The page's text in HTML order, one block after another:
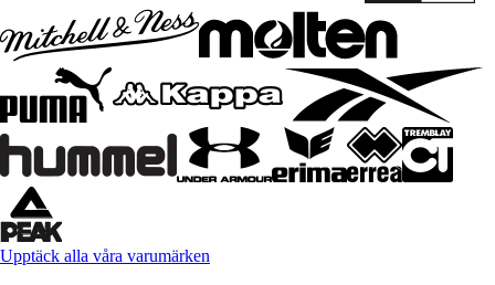
Upptäck alla våra varumärken